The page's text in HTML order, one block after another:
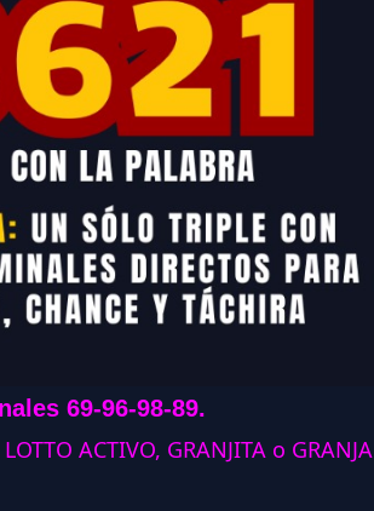
69-96-98-89.
ACTIVO, GRANJITA o GRANJA